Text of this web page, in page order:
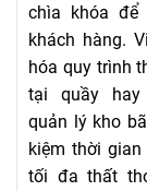
chìa khóa để
khách hàng.
hóa quy trình
tại quầy
quản lý kho
kiệm thời gian
tối đa thất